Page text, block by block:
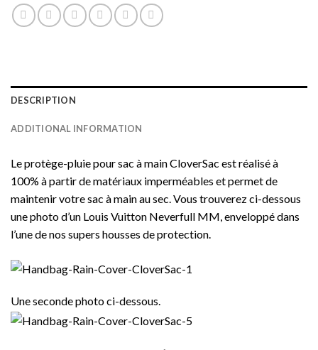
DESCRIPTION
ADDITIONAL INFORMATION
Le protège-pluie pour sac à main CloverSac est réalisé à
100% à partir de matériaux imperméables et permet de
maintenir votre sac à main au sec. Vous trouverez ci-dessous
une photo d’un Louis Vuitton Neverfull MM, enveloppé dans
l’une de nos supers housses de protection.
Une seconde photo ci-dessous.